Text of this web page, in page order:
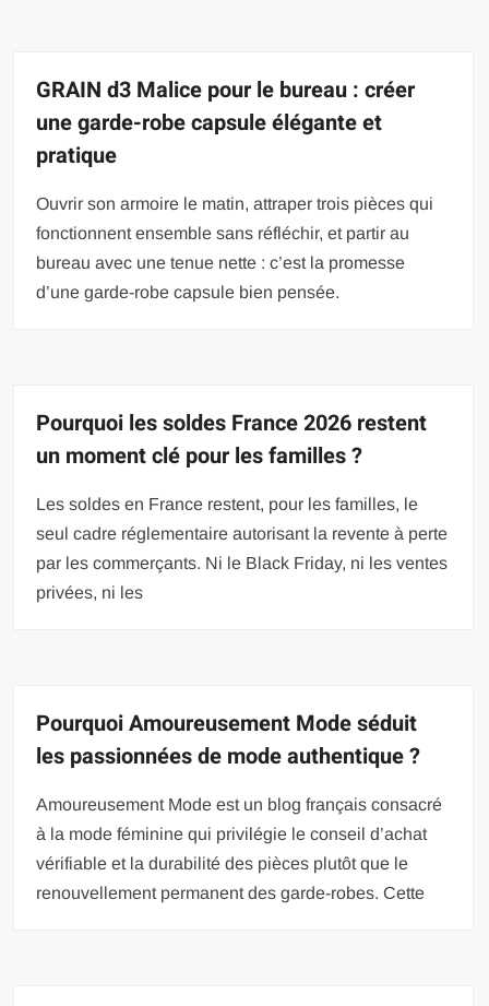
GRAIN d3 Malice pour le bureau : créer
une garde-robe capsule élégante et
pratique
Ouvrir son armoire le matin, attraper trois pièces qui
fonctionnent ensemble sans réfléchir, et partir au
bureau avec une tenue nette : c’est la promesse
d’une garde-robe capsule bien pensée.
Pourquoi les soldes France 2026 restent
un moment clé pour les familles ?
Les soldes en France restent, pour les familles, le
seul cadre réglementaire autorisant la revente à perte
par les commerçants. Ni le Black Friday, ni les ventes
privées, ni les
Pourquoi Amoureusement Mode séduit
les passionnées de mode authentique ?
Amoureusement Mode est un blog français consacré
à la mode féminine qui privilégie le conseil d’achat
vérifiable et la durabilité des pièces plutôt que le
renouvellement permanent des garde-robes. Cette